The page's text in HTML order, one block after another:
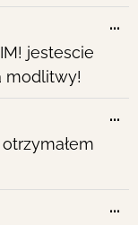
jestescie
modlitwy!
...
...
...